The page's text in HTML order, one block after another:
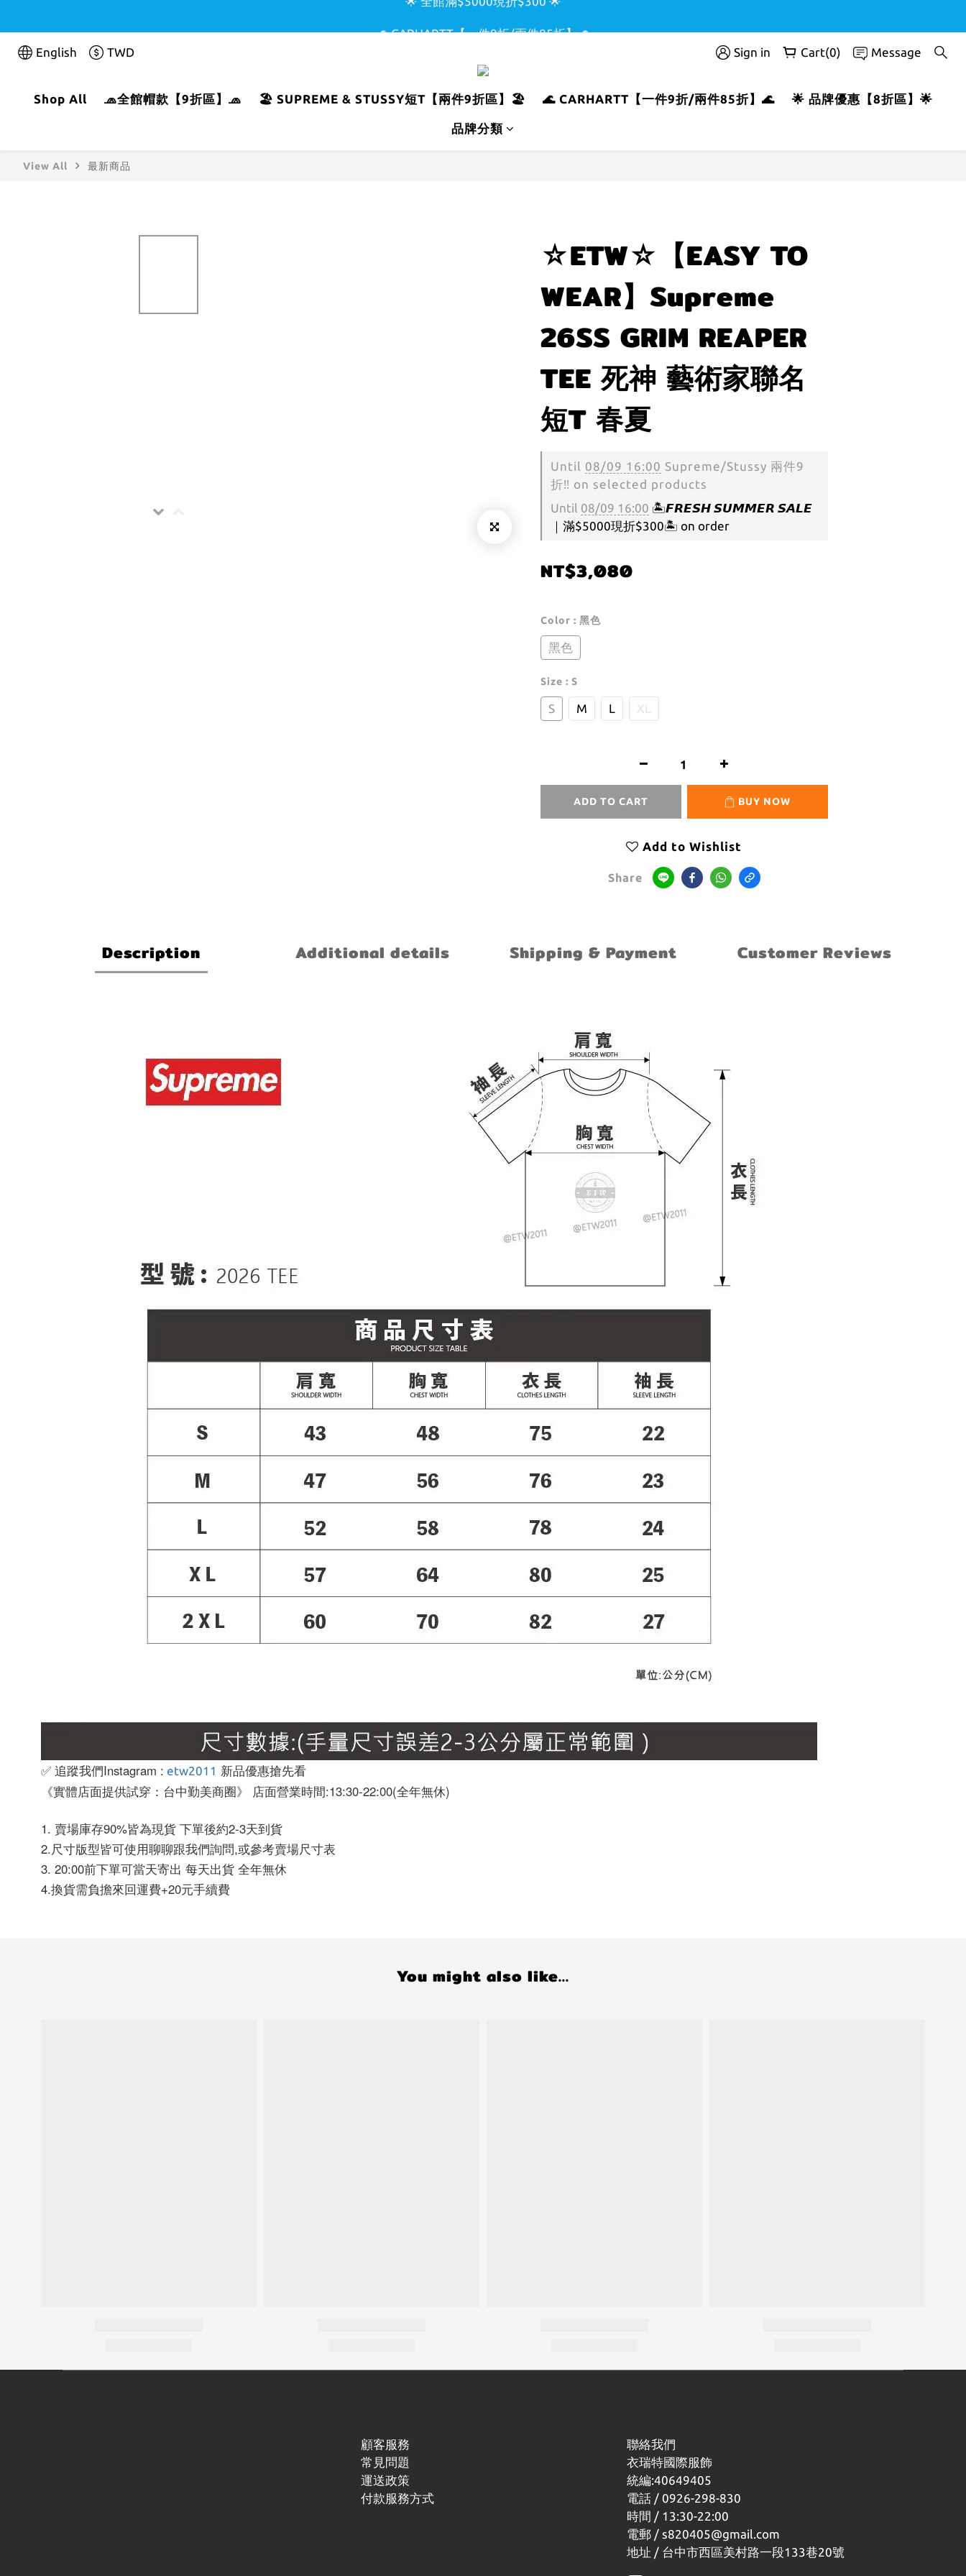
🌟 全館滿$5000現折$300 🌟
English TWD Sign in Cart(0) Message
Shop All 🧢全館帽款【9折區】🧢 🏖️ SUPREME & STUSSY短T【兩件9折區】🏖️ 🌊 CARHARTT【一件9折/兩件85折】🌊 🌟 品牌優惠【8折區】🌟
品牌分類
View All 最新商品
☆ETW☆【EASY TO
WEAR】Supreme
26SS GRIM REAPER
TEE 死神 藝術家聯名
短T 春夏
Until 08/09 16:00 Supreme/Stussy 兩件9
折‼️ on selected products
Until 08/09 16:00 🏝️𝙁𝙍𝙀𝙎𝙃 𝙎𝙐𝙈𝙈𝙀𝙍 𝙎𝘼𝙇𝙀
｜滿$5000現折$300🏝️ on order
NT$3,080
Color : 黑色
黑色
Size : S
S M L XL
ADD TO CART BUY NOW
Add to Wishlist
Share
Description Additional details Shipping & Payment Customer Reviews
✅ 追蹤我們Instagram : etw2011 新品優惠搶先看
《實體店面提供試穿：台中勤美商圈》 店面營業時間:13:30-22:00(全年無休)
1. 賣場庫存90%皆為現貨 下單後約2-3天到貨
2.尺寸版型皆可使用聊聊跟我們詢問,或參考賣場尺寸表
3. 20:00前下單可當天寄出 每天出貨 全年無休
4.換貨需負擔來回運費+20元手續費
You might also like...
顧客服務
常見問題
運送政策
付款服務方式
聯絡我們
衣瑞特國際服飾
統編:40649405
電話 / 0926-298-830
時間 / 13:30-22:00
電郵 / s820405@gmail.com
地址 / 台中市西區美村路一段133巷20號